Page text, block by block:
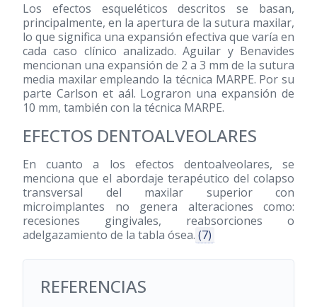
Los efectos esqueléticos descritos se basan,
principalmente, en la apertura de la sutura maxilar,
lo que significa una expansión efectiva que varía en
cada caso clínico analizado. Aguilar y Benavides
mencionan una expansión de 2 a 3 mm de la sutura
media maxilar empleando la técnica MARPE. Por su
parte Carlson et aál. Lograron una expansión de
10 mm, también con la técnica MARPE.
EFECTOS DENTOALVEOLARES
En cuanto a los efectos dentoalveolares, se
menciona que el abordaje terapéutico del colapso
transversal del maxilar superior con
microimplantes no genera alteraciones como:
recesiones gingivales, reabsorciones o
adelgazamiento de la tabla ósea. (7)
REFERENCIAS